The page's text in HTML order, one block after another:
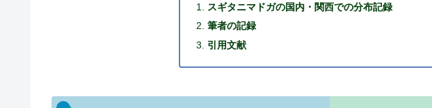
スギタニマドガの国内・関西での分布記録
筆者の記録
引用文献